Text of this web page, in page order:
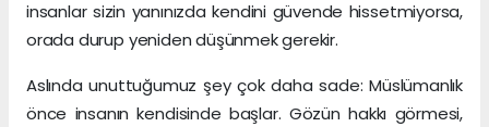
insanlar sizin yanınızda kendini güvende hissetmiyorsa,
orada durup yeniden düşünmek gerekir.
Aslında unuttuğumuz şey çok daha sade: Müslümanlık
önce insanın kendisinde başlar. Gözün hakkı görmesi,